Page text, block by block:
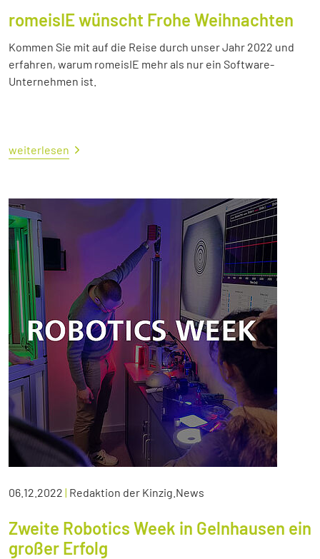
romeisIE wünscht Frohe Weihnachten
Kommen Sie mit auf die Reise durch unser Jahr 2022 und
erfahren, warum romeisIE mehr als nur ein Software-
Unternehmen ist.
weiterlesen
06.12.2022 | Redaktion der Kinzig.News
Zweite Robotics Week in Gelnhausen ein
großer Erfolg